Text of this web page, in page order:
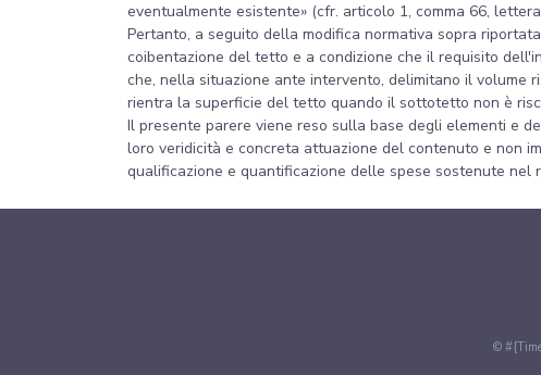
eventualmente esistente» (cfr. articolo 1, comma 66,
Pertanto, a seguito della modifica normativa sopra
coibentazione del tetto e a condizione che il requisito
che, nella situazione ante intervento, delimitano il volume
rientra la superficie del tetto quando il sottotetto non è
Il presente parere viene reso sulla base degli elementi e
loro veridicità e concreta attuazione del contenuto e non
qualificazione e quantificazione delle spese sostenute
©